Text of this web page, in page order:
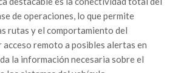
de operaciones, lo que permite
rutas y el comportamiento del
remoto a posibles alertas en
la información necesaria sobre el